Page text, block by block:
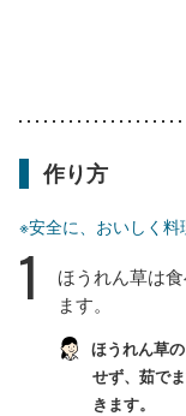
作り方
※安全に、おいしく
1
ほうれん草は
ます。
ほうれん草
せず、茹で
きます。